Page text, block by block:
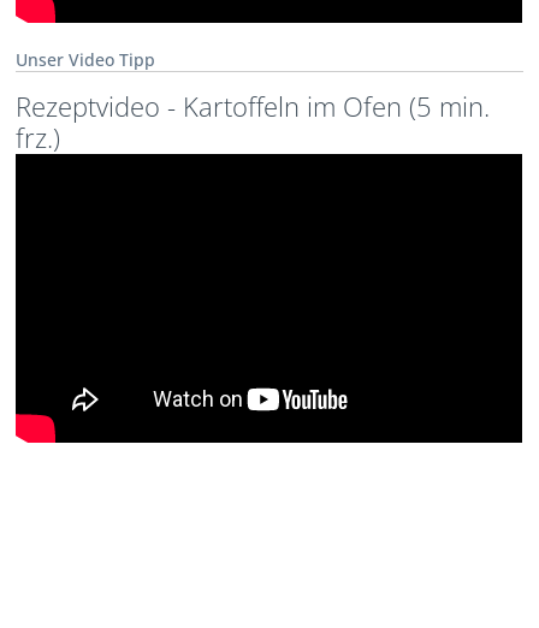
Unser Video Tipp
Rezeptvideo - Kartoffeln im Ofen (5 min.
frz.)